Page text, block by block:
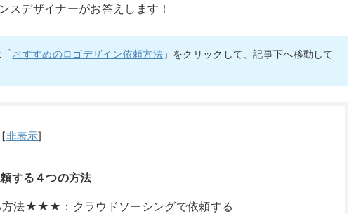
スデザイナーがお答えします！
おすすめのロゴデザイン依頼方法」をクリックして、記事下へ移動して
[非表示]
する４つの方法
方法★★★：クラウドソーシングで依頼する